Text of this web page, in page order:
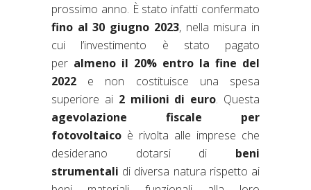
prossimo anno. È stato infatti confermato
fino al 30 giugno 2023, nella misura in
cui l’investimento è stato pagato
per almeno il 20% entro la fine del
2022 e non costituisce una spesa
superiore ai 2 milioni di euro. Questa
agevolazione fiscale per
fotovoltaico è rivolta alle imprese che
desiderano dotarsi di beni
strumentali di diversa natura rispetto ai